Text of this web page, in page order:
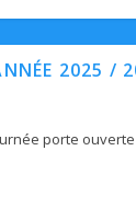
2025 /
porte